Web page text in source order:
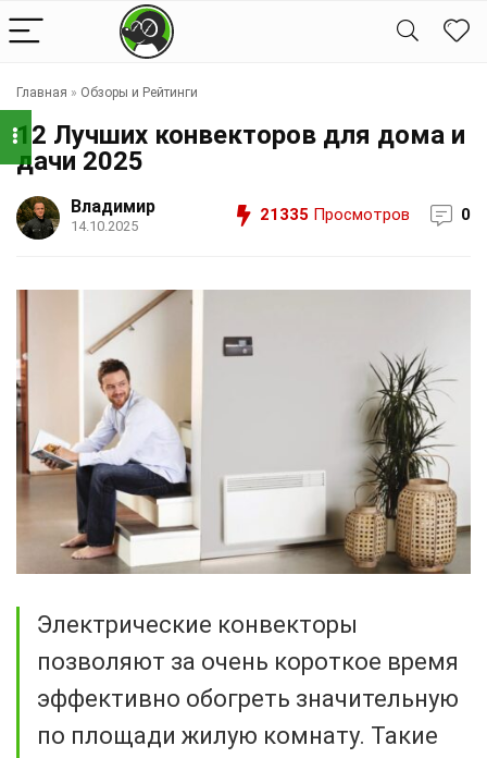
Главная » Обзоры и Рейтинги
12 Лучших конвекторов для дома и
дачи 2025
Владимир
14.10.2025
21335 Просмотров 0
Электрические конвекторы
позволяют за очень короткое время
эффективно обогреть значительную
по площади жилую комнату. Такие